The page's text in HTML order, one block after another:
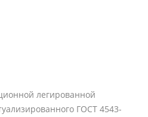
легированной
ГОСТ 4543-